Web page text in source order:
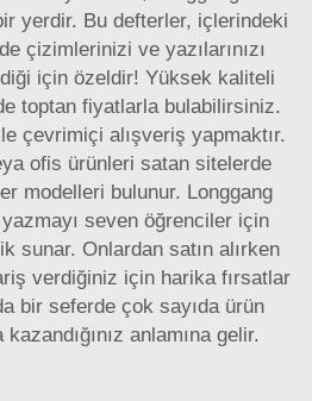
yerdir. Bu defterler, içlerindeki
çizimlerinizi ve yazılarınızı
için özeldir! Yüksek kaliteli
toptan fiyatlarla bulabilirsiniz.
çevrimiçi alışveriş yapmaktır.
ofis ürünleri satan sitelerde
modelleri bulunur. Longgang
seven öğrenciler için
sunar. Onlardan satın alırken
verdiğiniz için harika fırsatlar
bir seferde çok sayıda ürün
anlamına gelir.